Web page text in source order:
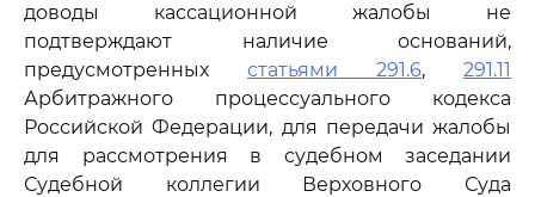
доводы кассационной жалобы не
подтверждают наличие оснований,
предусмотренных статьями 291.6, 291.11
Арбитражного процессуального кодекса
Российской Федерации, для передачи жалобы
для рассмотрения в судебном заседании
Судебной коллегии Верховного Суда